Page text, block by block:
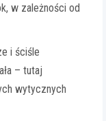
w zależności od
i ściśle
– tutaj
wytycznych